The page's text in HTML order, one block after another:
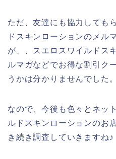
ただ、友達にも協力しても
ドスキンローションのメル
が、、スエロスワイルドス
ルマガなどでお得な割引ク
うかは分かりませんでした。
なので、今後も色々とネッ
ルドスキンローションのお
き続き調査していきますね♪